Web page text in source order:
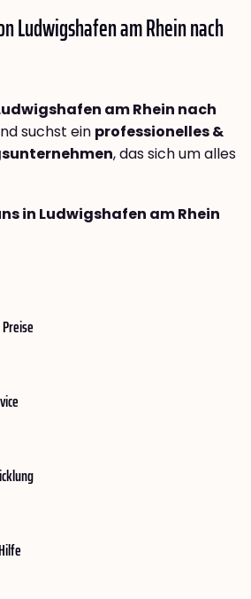
Ludwigshafen am Rhein nach
am Rhein nach
suchst ein professionelles &
, das sich um alles
in Ludwigshafen am Rhein